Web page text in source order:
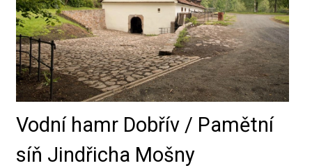
Vodní hamr Dobřív / Pamětní
síň Jindřicha Mošny